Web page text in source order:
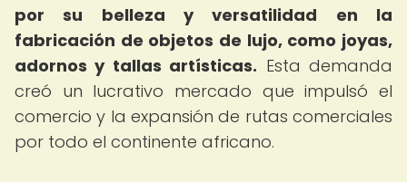
por su belleza y versatilidad en la
fabricación de objetos de lujo, como joyas,
adornos y tallas artísticas. Esta demanda
creó un lucrativo mercado que impulsó el
comercio y la expansión de rutas comerciales
por todo el continente africano.